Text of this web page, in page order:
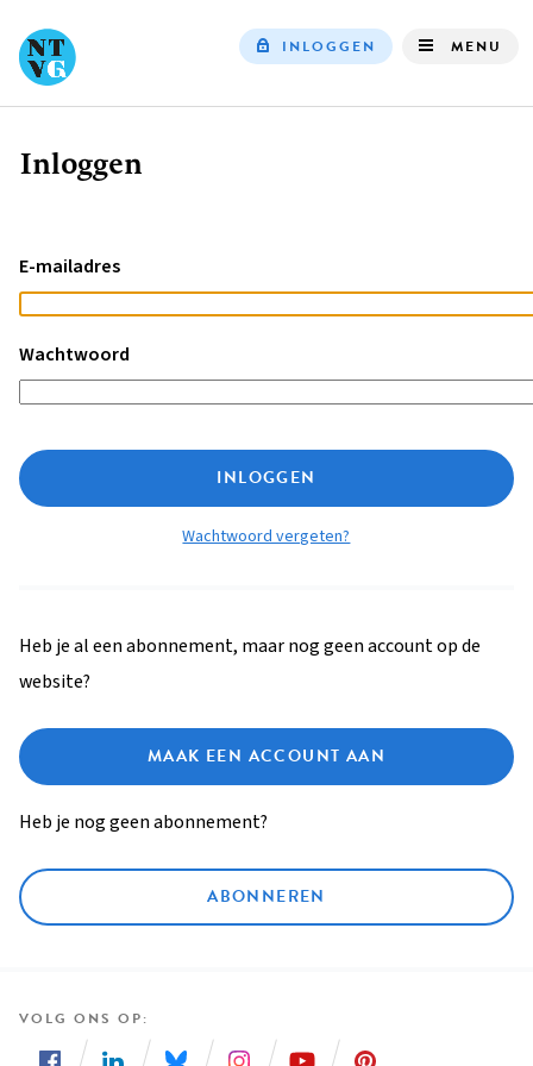
INLOGGEN MENU
Kruimelpad
Inloggen
E-mailadres
Wachtwoord
INLOGGEN
Wachtwoord vergeten?
Heb je al een abonnement, maar nog geen account op de
website?
MAAK EEN ACCOUNT AAN
Heb je nog geen abonnement?
ABONNEREN
VOLG ONS OP